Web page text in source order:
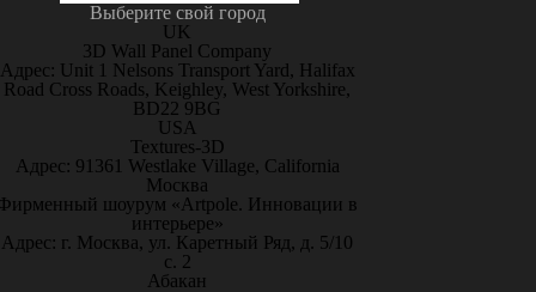
Выберите свой город
UK
3D Wall Panel Company
Адрес: Unit 1 Nelsons Transport Yard, Halifax
Road Cross Roads, Keighley, West Yorkshire,
BD22 9BG
USA
Textures-3D
Адрес: 91361 Westlake Village, California
Москва
шоурум «Artpole. Инновации в
интерьере»
Адрес: г. Москва, ул. Каретный Ряд, д. 5/10
с. 2
Абакан